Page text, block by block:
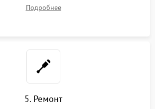
Подробнее
5. Ремонт